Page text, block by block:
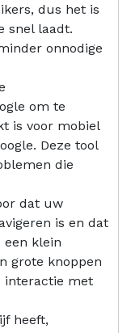
dus het is
snel laadt.
onnodige
om te
is voor mobiel
Deze tool
die
dat uw
is en dat
een klein
grote knoppen
interactie met
heeft,